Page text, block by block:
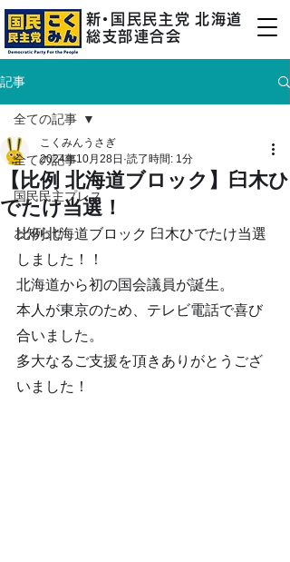
新・ 国民民主 党 北海道
総支部連合会
記事
全ての記事
国民民主プレス
お知らせ
全ての記事
【比例 北海道ブロック】臼木ひ
でたけ当選！
こくみんうさぎ
2024年10月28日 読了時間: 1分
比例北海道ブロック 臼木ひでたけ当選
しました！！
北海道から初の国会議員が誕生。
本人が東京のため、テレビ電話で喜び
合いました。
多大なるご支援を頂きありがとうござ
いました！